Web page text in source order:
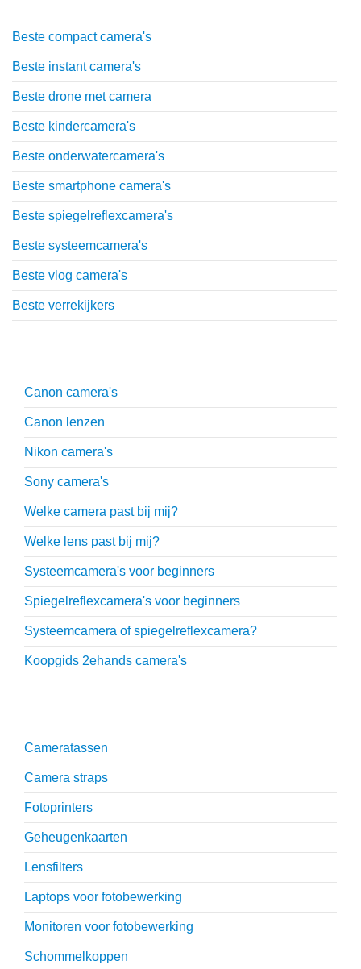
Beste compact camera's
Beste instant camera's
Beste drone met camera
Beste kindercamera's
Beste onderwatercamera's
Beste smartphone camera's
Beste spiegelreflexcamera's
Beste systeemcamera's
Beste vlog camera's
Beste verrekijkers
Canon camera's
Canon lenzen
Nikon camera's
Sony camera's
Welke camera past bij mij?
Welke lens past bij mij?
Systeemcamera's voor beginners
Spiegelreflexcamera's voor beginners
Systeemcamera of spiegelreflexcamera?
Koopgids 2ehands camera's
Cameratassen
Camera straps
Fotoprinters
Geheugenkaarten
Lensfilters
Laptops voor fotobewerking
Monitoren voor fotobewerking
Schommelkoppen